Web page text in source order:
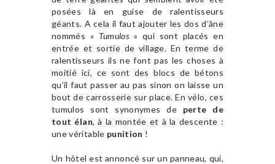
posées là en guise de ralentisseurs
géants. A cela il faut ajouter les dos d’âne
nommés « Tumulos » qui sont placés en
entrée et sortie de village. En terme de
ralentisseurs ils ne font pas les choses à
moitié ici, ce sont des blocs de bétons
qu’il faut passer au pas sinon on laisse un
bout de carrosserie sur place. En vélo, ces
tumulos sont synonymes de perte de
tout élan, à la montée et à la descente :
une véritable punition !
Un hôtel est annoncé sur un panneau, qui,